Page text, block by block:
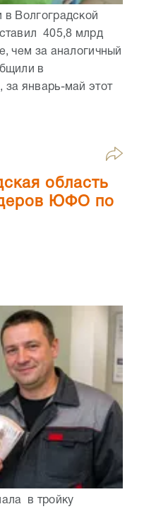
в Волгоградской
405,8 млрд
чем за аналогичный
в
за январь-май этот
область
ЮФО по
в тройку